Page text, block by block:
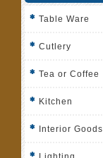
Table Ware
Cutlery
Tea or Coffee
Kitchen
Interior Goods
Lighting